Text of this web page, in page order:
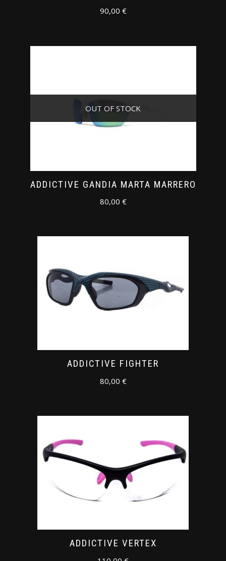
90,00 €
OUT OF STOCK
ADDICTIVE GANDIA MARTA MARRERO
80,00 €
ADDICTIVE FIGHTER
80,00 €
ADDICTIVE VERTEX